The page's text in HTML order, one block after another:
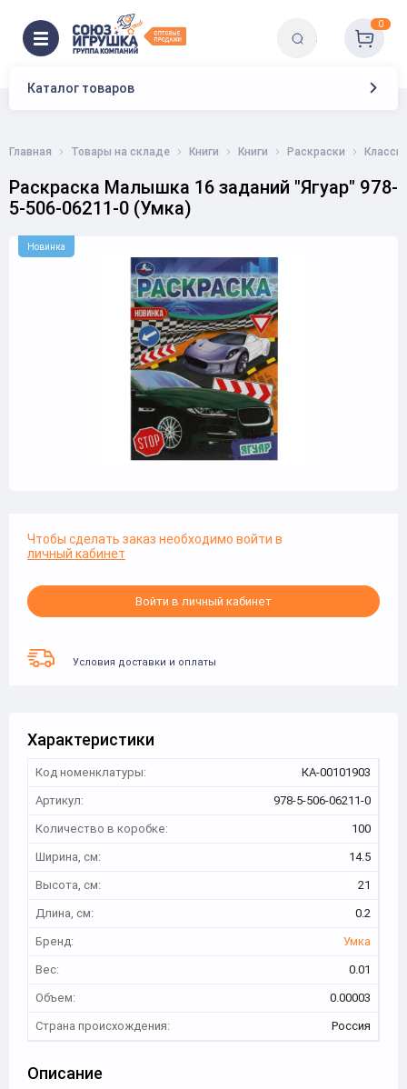
Каталог товаров
0
Главная Товары на складе Книги Книги Раскраски
Раскраска Малышка 16 заданий "Ягуар" 978-
5-506-06211-0 (Умка)
Новинка
Чтобы сделать заказ необходимо войти в
личный кабинет
Войти в личный кабинет
Условия доставки и оплаты
Характеристики
Код номенклатуры:
КА-00101903
Артикул:
978-5-506-06211-0
Количество в коробке:
100
Ширина, см:
14.5
Высота, см:
21
Длина, см:
0.2
Бренд:
Умка
Вес:
0.01
Объем:
0.00003
Страна происхождения:
Россия
Описание